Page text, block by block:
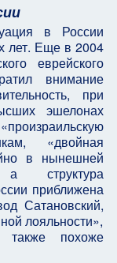
в России
лет. Еще в 2004
еврейского
внимание
при
эшелонах
«двойная
в нынешней
а структура
приближена
Сатановский,
лояльности»,
также похоже